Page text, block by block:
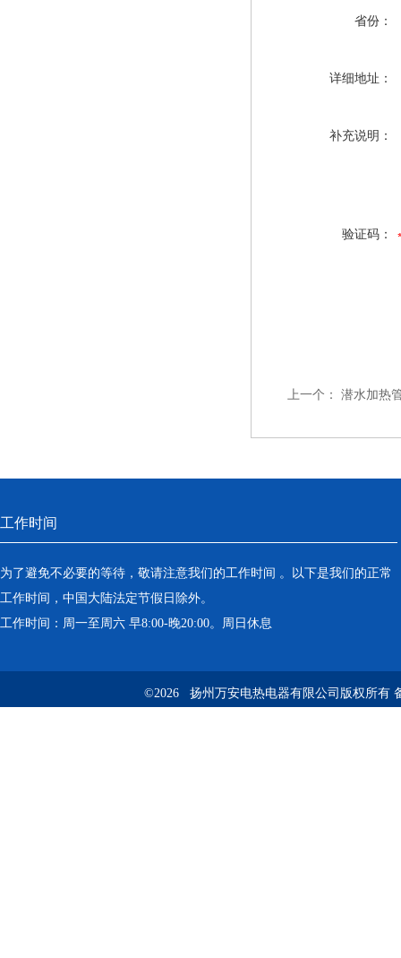
省份：
详细地址：
补充说明：
验证码：
上一个： 潜水加热
工作时间
为了避免不必要的等待，敬请注意我们的工作时间 。以下是我们的正常
工作时间，中国大陆法定节假日除外。
工作时间：周一至周六 早8:00-晚20:00。周日休息
©2026 扬州万安电热电器有限公司版权所有